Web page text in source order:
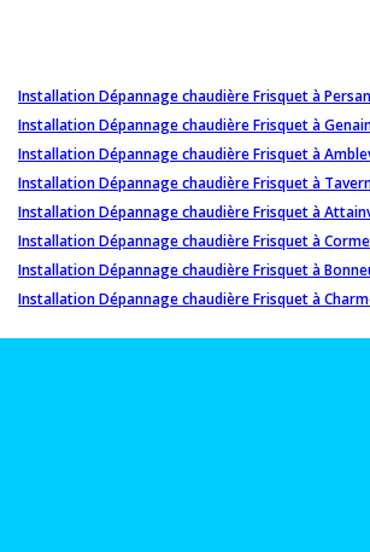
Installation Dépannage chaudière Frisquet à
Installation Dépannage chaudière Frisquet à
Installation Dépannage chaudière Frisquet à
Installation Dépannage chaudière Frisquet à
Installation Dépannage chaudière Frisquet à
Installation Dépannage chaudière Frisquet à
Installation Dépannage chaudière Frisquet à
Installation Dépannage chaudière Frisquet à